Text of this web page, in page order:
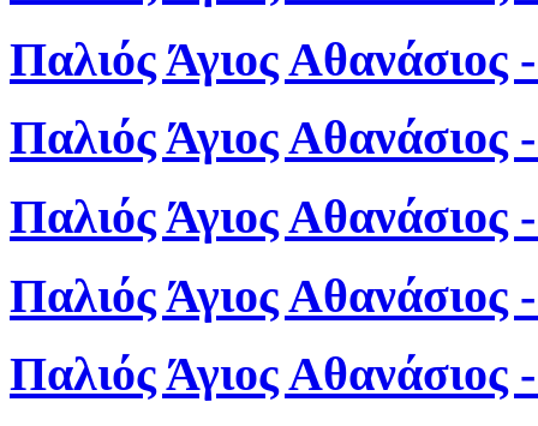
Παλιός Άγιος Αθανάσιος
Παλιός Άγιος Αθανάσιος
Παλιός Άγιος Αθανάσιος
Παλιός Άγιος
Παλιός Άγιος